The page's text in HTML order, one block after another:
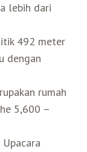
lebih dari
492 meter
dengan
rumah
5,600 –